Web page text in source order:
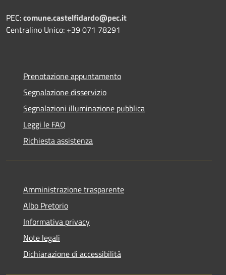
PEC:comune.castelfidardo@pec.it
Centralino Unico: +39 071 78291
Prenotazione appuntamento
Segnalazione disservizio
Segnalazioni illuminazione pubblica
Leggi le FAQ
Richiesta assistenza
Amministrazione trasparente
Albo Pretorio
Informativa privacy
Note legali
Dichiarazione di accessibilità